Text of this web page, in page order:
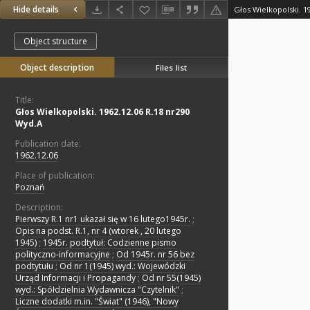
Hide details Głos Wielkopolski.
Object structure
Object description Files list
Title:
Głos Wielkopolski. 1962.12.06 R.18 nr290
Wyd.A
Publication date:
1962.12.06
Place of publication:
Poznań
Description:
Pierwszy R.1 nr1 ukazał się w 16 lutego1945r. ;
Opis na podst. R.1, nr 4 (wtorek , 20 lutego
1945) ; 1945r. podtytuł: Codzienne pismo
polityczno-informacyjne ; Od 1945r. nr 56 bez
podtytułu ; Od nr 1(1945) wyd.: Wojewódzki
Urząd Informacji i Propagandy ; Od nr 55(1945)
wyd.: Spółdzielnia Wydawnicza "Czytelnik" ;
Liczne dodatki m.in. "Świat" (1946), "Nowy